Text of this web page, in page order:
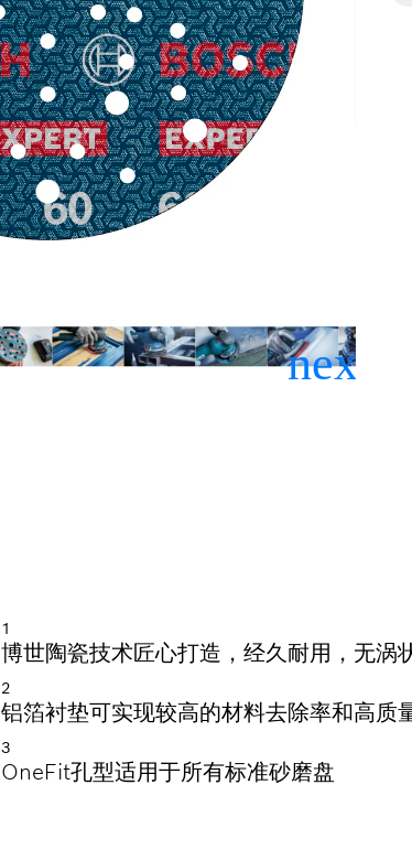
1
博世陶瓷技术匠心打造，经久耐用，无涡
2
铝箔衬垫可实现较高的材料去除率和高质
3
OneFit孔型适用于所有标准砂磨盘